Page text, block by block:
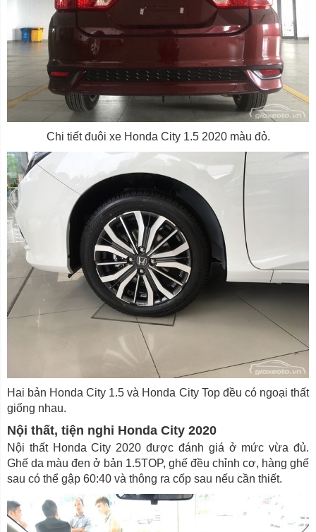
Chi tiết đuôi xe Honda City 1.5 2020 màu đỏ.
Hai bản Honda City 1.5 và Honda City Top đều có ngoại thất
giống nhau.
Nội thất, tiện nghi Honda City 2020
Nội thất Honda City 2020 được đánh giá ở mức vừa đủ.
Ghế da màu đen ở bản 1.5TOP, ghế đều chỉnh cơ, hàng ghế
sau có thể gập 60:40 và thông ra cốp sau nếu cần thiết.